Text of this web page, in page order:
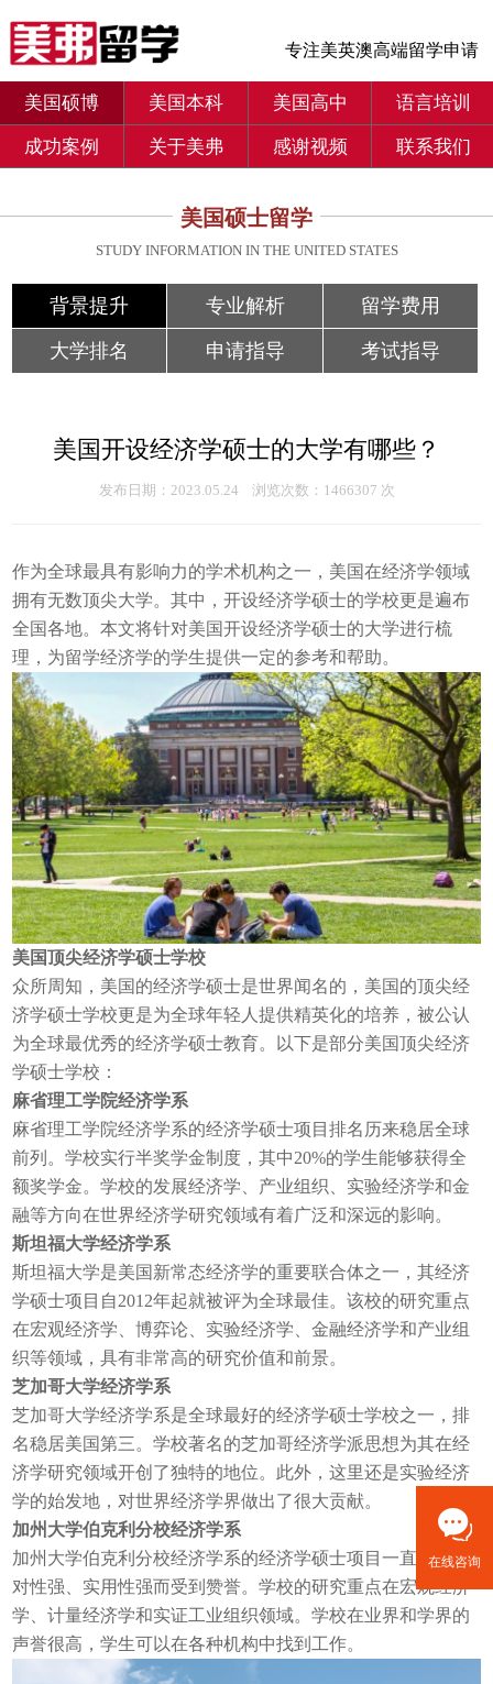
专注美英澳高端留学申请
美国硕博 美国本科 美国高中 语言培训
成功案例 关于美弗 感谢视频 联系我们
美国硕士留学
STUDY INFORMATION IN THE UNITED STATES
背景提升 专业解析 留学费用
大学排名 申请指导 考试指导
美国开设经济学硕士的大学有哪些？
发布日期：2023.05.24 浏览次数：1466307 次
作为全球最具有影响力的学术机构之一，美国在经济学领域
拥有无数顶尖大学。其中，开设经济学硕士的学校更是遍布
全国各地。本文将针对美国开设经济学硕士的大学进行梳
理，为留学经济学的学生提供一定的参考和帮助。
美国顶尖经济学硕士学校
众所周知，美国的经济学硕士是世界闻名的，美国的顶尖经
济学硕士学校更是为全球年轻人提供精英化的培养，被公认
为全球最优秀的经济学硕士教育。以下是部分美国顶尖经济
学硕士学校：
麻省理工学院经济学系
麻省理工学院经济学系的经济学硕士项目排名历来稳居全球
前列。学校实行半奖学金制度，其中20%的学生能够获得全
额奖学金。学校的发展经济学、产业组织、实验经济学和金
融等方向在世界经济学研究领域有着广泛和深远的影响。
斯坦福大学经济学系
斯坦福大学是美国新常态经济学的重要联合体之一，其经济
学硕士项目自2012年起就被评为全球最佳。该校的研究重点
在宏观经济学、博弈论、实验经济学、金融经济学和产业组
织等领域，具有非常高的研究价值和前景。
芝加哥大学经济学系
芝加哥大学经济学系是全球最好的经济学硕士学校之一，排
名稳居美国第三。学校著名的芝加哥经济学派思想为其在经
济学研究领域开创了独特的地位。此外，这里还是实验经济
学的始发地，对世界经济学界做出了很大贡献。
加州大学伯克利分校经济学系
加州大学伯克利分校经济学系的经济学硕士项目一直因其针
对性强、实用性强而受到赞誉。学校的研究重点在宏观经济
学、计量经济学和实证工业组织领域。学校在业界和学界的
声誉很高，学生可以在各种机构中找到工作。
在线咨询